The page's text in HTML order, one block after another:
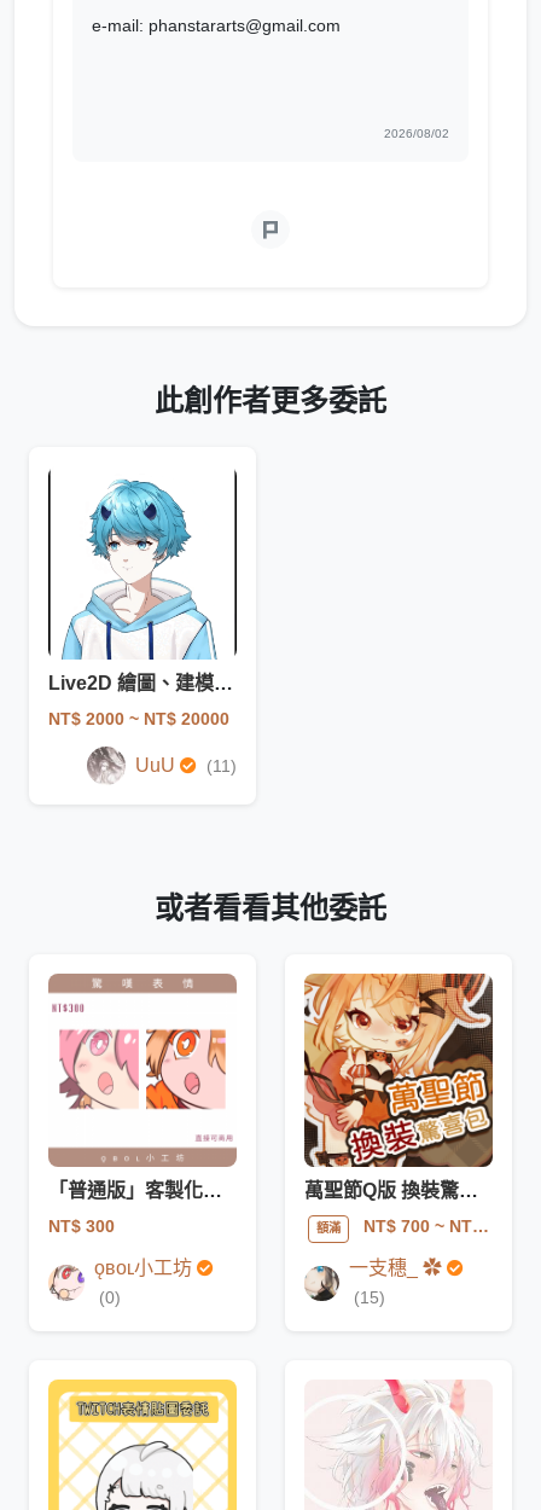
e-mail: phanstararts@gmail.com
2026/08/02
此創作者更多委託
Live2D 繪圖、建模 - 一條龍
NT$ 2000 ~ NT$ 20000
UuU (11)
或者看看其他委託
「普通版」客製化貼圖｜驚呼𝖶𝗈𝗐
NT$ 300
ǫʙᴏʟ小工坊
(0)
萬聖節Q版 換裝驚喜包 循環動畫 (含繪圖+動態製作)
額滿 NT$ 700~ NT$ 2500
一支穗_ ✿
(15)